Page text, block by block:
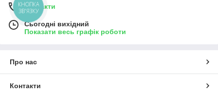
Контакти
Сьогодні вихідний
Показати весь графік роботи
Про нас
Контакти
КНОПКА
ЗВ'ЯЗКУ